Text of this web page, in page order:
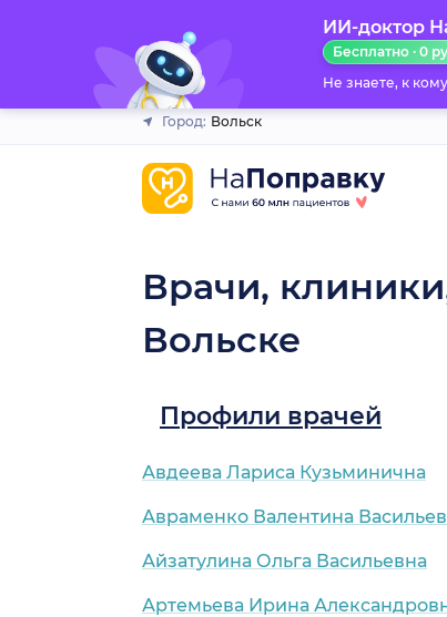
ИИ-доктор
Бесплатно · 0
Не знаете, к
Город: Вольск
Врачи,
Вольске
Профили врачей
Авдеева Лариса Кузьминична
Авраменко Валентина
Айзатулина Ольга Васильевна
Артемьева Ирина